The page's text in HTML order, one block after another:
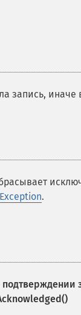
запись, иначе
.